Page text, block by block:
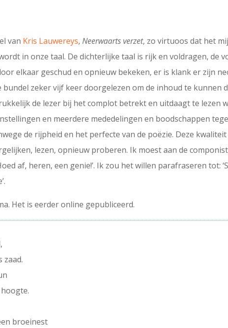
van Kris Lauwereys,Neerwaarts verzet, zo virtuoos dat het
in onze taal. De dichterlijke taal is rijk en voldragen, de
elkaar geschud en opnieuw bekeken, er is klank er zijn
zeker vijf keer doorgelezen om de inhoud te kunnen
de lezer bij het complot betrekt en uitdaagt te lezen
en meerdere mededelingen en boodschappen
de rijpheid en het perfecte van de poëzie. Deze
lezen, opnieuw proberen. Ik moest aan de
af, heren, een genie!’. Ik zou het willen parafraseren tot:
Het is eerder online gepubliceerd.
zaad.
broeinest